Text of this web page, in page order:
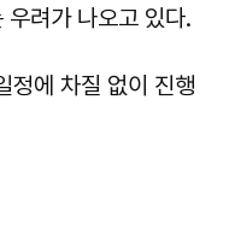
우려가 나오고 있다.
정에 차질 없이 진행